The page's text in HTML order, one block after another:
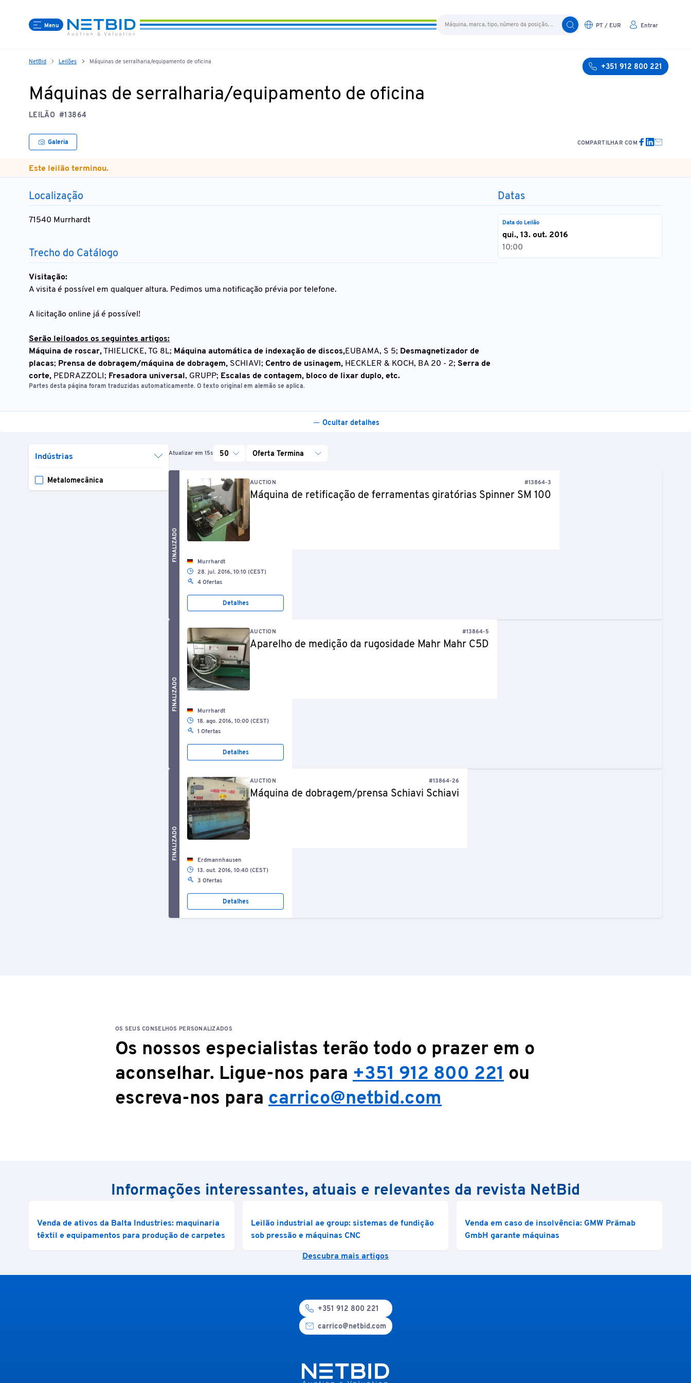
Menu PT / EUR Entrar
NetBid Leilões Máquinas de serralharia/equipamento de oficina
+351 912 800 221
Máquinas de serralharia/equipamento de oficina
LEILÃO #13864
Galeria COMPARTILHAR COM
Este leilão terminou.
Datas
Data do Leilão
qui., 13. out. 2016
10:00
Localização
71540 Murrhardt
Trecho do Catálogo
Visitação:
A visita é possível em qualquer altura. Pedimos uma notificação prévia por telefone.
A licitação online já é possível!
Serão leiloados os seguintes artigos:
Máquina de roscar,THIELICKE, TG 8L; Máquina automática de indexação de discos,EUBAMA, S 5; Desmagnetizador de
placas; Prensa de dobragem/máquina de dobragem, SCHIAVI; Centro de usinagem, HECKLER & KOCH, BA 20 - 2; Serra de
corte, PEDRAZZOLI; Fresadora universal, GRUPP; Escalas de contagem, bloco de lixar duplo, etc.
Partes desta página foram traduzidas automaticamente. O texto original em alemão se aplica.
Ocultar detalhes
Indústrias
Metalomecânica
Atualizar em 15s 50 Oferta Termina
FINALIZADO
AUCTION #13864-3
Máquina de retificação de ferramentas giratórias Spinner SM 100
Murrhardt
28. jul. 2016, 10:10 (CEST)
4 Ofertas
Detalhes
FINALIZADO
AUCTION #13864-5
Aparelho de medição da rugosidade Mahr Mahr C5D
Murrhardt
18. ago. 2016, 10:00 (CEST)
1 Ofertas
Detalhes
FINALIZADO
AUCTION #13864-26
Máquina de dobragem/prensa Schiavi Schiavi
Erdmannhausen
13. out. 2016, 10:40 (CEST)
3 Ofertas
Detalhes
OS SEUS CONSELHOS PERSONALIZADOS
Os nossos especialistas terão todo o prazer em o
aconselhar. Ligue-nos para +351 912 800 221 ou
escreva-nos para carrico@netbid.com
Informações interessantes, atuais e relevantes da revista NetBid
Venda de ativos da Balta Industries: maquinaria
têxtil e equipamentos para produção de carpetes
Leilão industrial ae group: sistemas de fundição
sob pressão e máquinas CNC
Venda em caso de insolvência: GMW Prämab
GmbH garante máquinas
Descubra mais artigos
+351 912 800 221
carrico@netbid.com